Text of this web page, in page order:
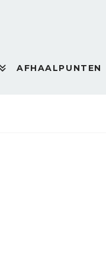
AFHAALPUNTEN